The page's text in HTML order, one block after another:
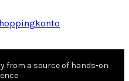
from a source of hands-on